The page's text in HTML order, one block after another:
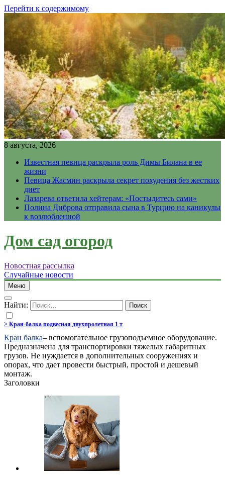
Перейти к содержимому
8 августа, 2026
Известная певица раскрыла роль Димы Билана в ее
жизни
Певица Жасмин раскрыла секрет похудения без жестких
диет
Лазарева ответила хейтерам: «Постыдитесь сами»
Полина Диброва отправила сына в Турцию на каникулы
к возлюбленной
Дом сад огород
Новостная рассылка
Случайные новости
Меню
Найти:
> Кран-балка подвесная двухпролетная 1 т
Кран балка– вспомогательное грузоподъемное оборудование.
Предназначена для транспортировки тяжелых габаритных
грузов. Не нуждается в дополнительных сооружениях и
опорах, что дает провести быстрый, простой и дешевый
монтаж.
Заголовки